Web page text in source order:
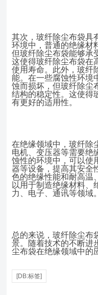
其次，玻纤除尘布袋具
环境中，普通的绝缘材
但玻纤除尘布袋能够承
这使得玻纤除尘布袋在
使用寿命。此外，玻纤
能。在一些腐蚀性环境
蚀而损坏，但玻纤除尘
结构的稳定性。这使得
有更好的适用性。
在绝缘领域中，玻纤除
电机、变压器等需要绝
蚀性的环境中，可以使
器等设备，提高其安全
色的绝缘性能和耐高温
以用于制造绝缘材料、
力、电子、通讯等领域。
总的来说，玻纤除尘布
景。随着技术的不断进
尘布袋在绝缘领域中的
[DB:标签]